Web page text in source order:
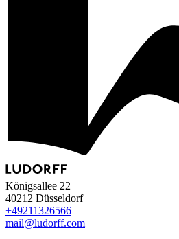
Königsallee 22
40212 Düsseldorf
+49211326566
mail@ludorff.com